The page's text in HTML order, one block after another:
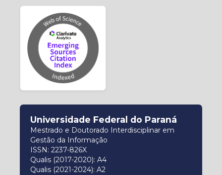
Universidade Federal do Paraná
Mestrado e Doutorado Interdisciplinar em
Gestão da Informação
ISSN: 2237-826X
Qualis (2017-2020): A4
Qualis (2021-2024): A2